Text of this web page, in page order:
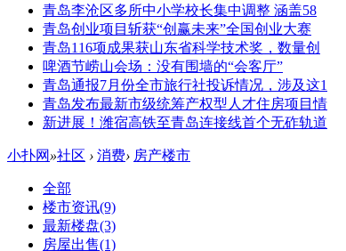
青岛李沧区多所中小学校长集中调整 涵盖58
青岛创业项目斩获“创赢未来”全国创业大赛
青岛116项成果获山东省科学技术奖，数量创
啤酒节崂山会场：没有围墙的“会客厅”
青岛通报7月份全市旅行社投诉情况，涉及这1
青岛发布最新市级统筹产权型人才住房项目情
新进展！潍宿高铁至青岛连接线首个无砟轨道
小扑网 »社区 › 消费› 房产楼市
全部
楼市资讯(9)
最新楼盘(3)
房屋出售(1)